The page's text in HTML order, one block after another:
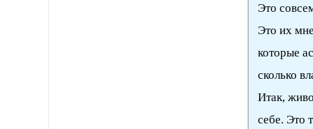
Это
Это их
которые
сколько
Итак,
себе. Это